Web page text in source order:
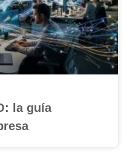
la guía